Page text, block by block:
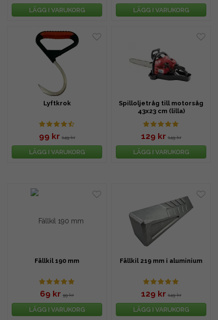
LÄGG I VARUKORG LÄGG I VARUKORG
Lyftkrok
99 kr 149 kr
LÄGG I VARUKORG
Spilloljetråg till motorsåg
43x23 cm (lilla)
129 kr 149 kr
LÄGG I VARUKORG
Fällkil 190 mm
69 kr 99 kr
LÄGG I VARUKORG
Fällkil 219 mm i aluminium
129 kr 149 kr
LÄGG I VARUKORG